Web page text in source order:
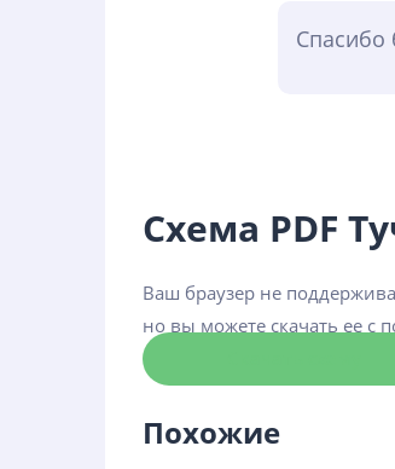
Спасибо
Схема PDF
Ваш браузер не
но вы можете скачать ее с
Похожие